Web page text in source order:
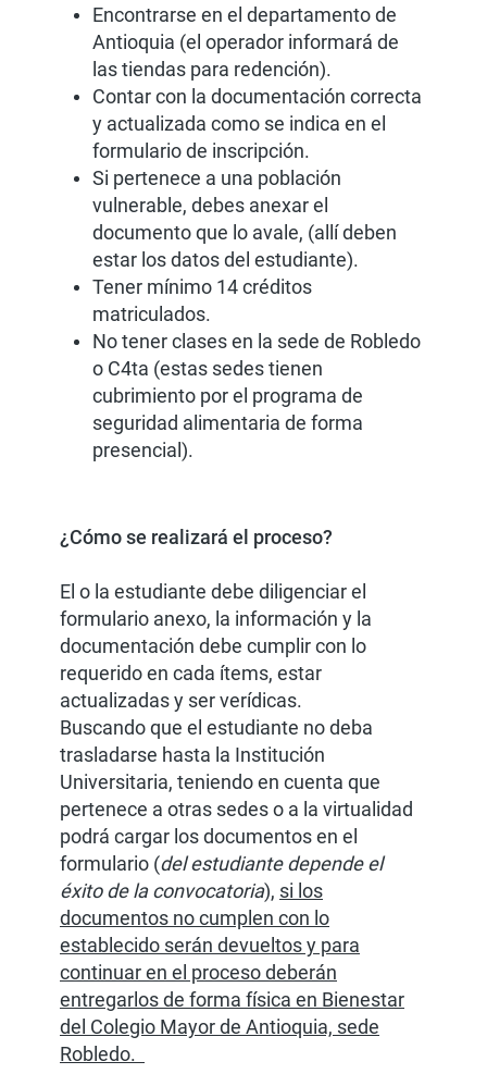
Encontrarse en el departamento de
Antioquia (el operador informará de
las tiendas para redención).
Contar con la documentación correcta
y actualizada como se indica en el
formulario de inscripción.
Si pertenece a una población
vulnerable, debes anexar el
documento que lo avale, (allí deben
estar los datos del estudiante).
Tener mínimo 14 créditos
matriculados.
No tener clases en la sede de Robledo
o C4ta (estas sedes tienen
cubrimiento por el programa de
seguridad alimentaria de forma
presencial).
¿Cómo se realizará el proceso?
El o la estudiante debe diligenciar el
formulario anexo, la información y la
documentación debe cumplir con lo
requerido en cada ítems, estar
actualizadas y ser verídicas.
Buscando que el estudiante no deba
trasladarse hasta la Institución
Universitaria, teniendo en cuenta que
pertenece a otras sedes o a la virtualidad
podrá cargar los documentos en el
formulario (del estudiante depende el
éxito de la convocatoria), si los
documentos no cumplen con lo
establecido serán devueltos y para
continuar en el proceso deberán
entregarlos de forma física en Bienestar
del Colegio Mayor de Antioquia, sede
Robledo.